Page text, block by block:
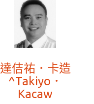
達佶祐．卡造
^Takiyo．
Kacaw